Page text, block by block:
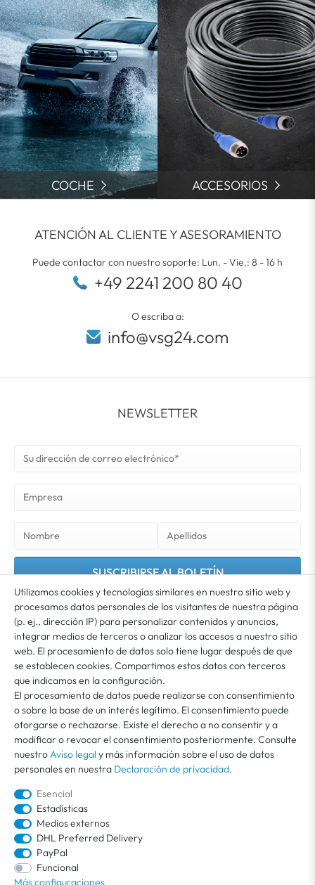
COCHE ACCESORIOS
ATENCIÓN AL CLIENTE Y ASESORAMIENTO
Puede contactar con nuestro soporte: Lun. - Vie.: 8 - 16 h
+49 2241 200 80 40
O escriba a:
info@vsg24.com
NEWSLETTER
SUSCRIBIRSE AL BOLETÍN
Usted acepta que sus datos se utilicen para el envío de nuestro boletín. El boletín puede
cancelarse en cualquier momento. Encontrará más información e indicaciones sobre
la revocación en nuestraDeclaración de privacidad *
MI CUENTA
ATENCIÓN AL CLIENTE
SOBRE VEGA
Utilizamos cookies y tecnologías similares en nuestro sitio web y
procesamos datos personales de los visitantes de nuestra página
(p. ej., dirección IP) para personalizar contenidos y anuncios,
integrar medios de terceros o analizar los accesos a nuestro sitio
web. El procesamiento de datos solo tiene lugar después de que
se establecen cookies. Compartimos estos datos con terceros
que indicamos en la configuración.
El procesamiento de datos puede realizarse con consentimiento
o sobre la base de un interés legítimo. El consentimiento puede
otorgarse o rechazarse. Existe el derecho a no consentir y a
modificar o revocar el consentimiento posteriormente. Consulte
nuestroAviso legal y más información sobre el uso de datos
personales en nuestra Declaración de privacidad.
Esencial
Estadísticas
Medios externos
DHL Preferred Delivery
PayPal
Funcional
Más configuraciones